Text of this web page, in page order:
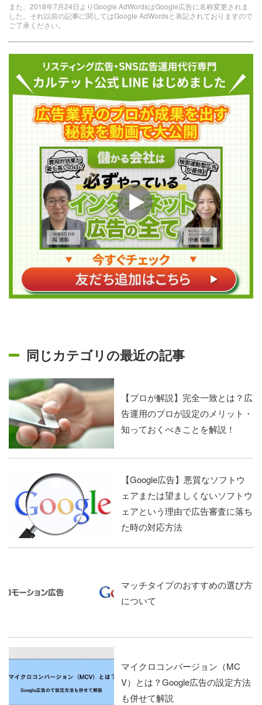
また、2018年7月24日よりGoogle AdWordsはGoogle広告に名称変更されま
した。それ以前の記事に関してはGoogle AdWordsと表記されておりますので
ご了承ください。
同じカテゴリの最近の記事
【プロが解説】完全一致とは？広
告運用のプロが設定のメリット・
知っておくべきことを解説！
【Google広告】悪質なソフトウ
ェアまたは望ましくないソフトウ
ェアという理由で広告審査に落ち
た時の対応方法
マッチタイプのおすすめの選び方
について
マイクロコンバージョン（MC
V）とは？Google広告の設定方法
も併せて解説